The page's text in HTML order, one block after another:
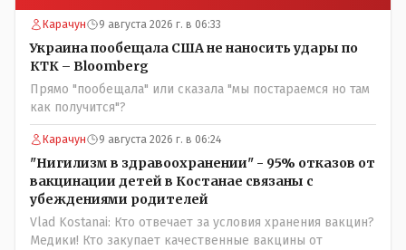
Карачун 9 августа 2026 г. в 06:33
Украина пообещала США не наносить удары по
КТК – Bloomberg
Прямо "пообещала" или сказала "мы постараемся но там
как получится"?
Карачун 9 августа 2026 г. в 06:24
"Нигилизм в здравоохранении" - 95% отказов от
вакцинации детей в Костанае связаны с
убеждениями родителей
Vlad Kostanai: Кто отвечает за условия хранения вакцин?
Медики! Кто закупает качественные вакцины от